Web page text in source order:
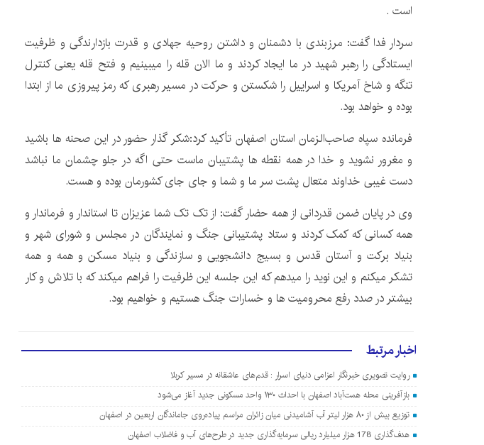
است .
سردار فدا گفت: مرزبندی با دشمنان و داشتن روحیه جهادی و قدرت بازدارندگی و ظرفیت
ایستادگی را رهبر شهید در ما ایجاد کردند و ما الان قله را میبینیم و فتح قله یعنی کنترل
تنگه و شاخ آمریکا و اسراییل را شکستن و حرکت در مسیر رهبری که رمز پیروزی ما از ابتدا
بوده و خواهد بود.
فرمانده سپاه صاحب‌الزمان استان اصفهان تأکید کرد:شکر گذار حضور در این صحنه ها باشید
و مغرور نشوید و خدا در همه نقطه ها پشتیبان ماست حتی اگه در جلو چشمان ما نباشد
دست غیبی خداوند متعال پشت سر ما و شما و جای جای کشورمان بوده و هست.
وی در پایان ضمن قدردانی از همه حضار گفت: از تک تک شما عزیزان تا استاندار و فرماندار و
همه کسانی که کمک کردند و ستاد پشتیبانی جنگ و نمایندگان در مجلس و شورای شهر و
بنیاد برکت و آستان قدس و بسیج دانشجویی و سازندگی و بنیاد مسکن و همه و همه
تشکر میکنم و این نوید را میدهم که این جلسه این ظرفیت را فراهم میکند که با تلاش و کار
بیشتر در صدد رفع محرومیت ها و خسارات جنگ هستیم و خواهیم بود.
اخبار مرتبط
روایت تصویری خبرنگار اعزامی دنیای اسرار : قدم‌های عاشقانه در مسیر کربلا
بازآفرینی محله همت‌آباد اصفهان با احداث ۱۳۰ واحد مسکونی جدید آغاز می‌شود
توزیع بیش از ۸۰ هزار لیتر آب آشامیدنی میان زائران مراسم پیاده‌روی جاماندگان اربعین در اصفهان
هدف‌گذاری 178 هزار میلیارد ریالی سرمایه‌گذاری جدید در طرح‌های آب و فاضلاب اصفهان